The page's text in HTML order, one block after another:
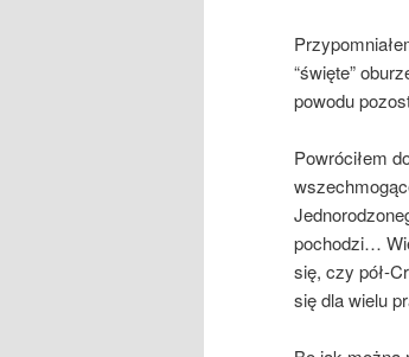
“święte”
powodu
Powróciłem
pochodzi…
się, czy pół-
się dla wielu